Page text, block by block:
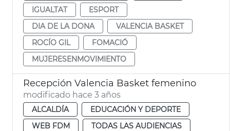
IGUALTAT
ESPORT
DIA DE LA DONA
VALENCIA BASKET
ROCÍO GIL
FOMACIÓ
MUJERESENMOVIMIENTO
Recepción Valencia Basket femenino
modificado hace 3 años
ALCALDÍA
EDUCACIÓN Y DEPORTE
WEB FDM
TODAS LAS AUDIENCIAS